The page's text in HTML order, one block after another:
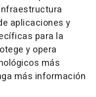
aplicaciones y
para la
y opera
más
más información